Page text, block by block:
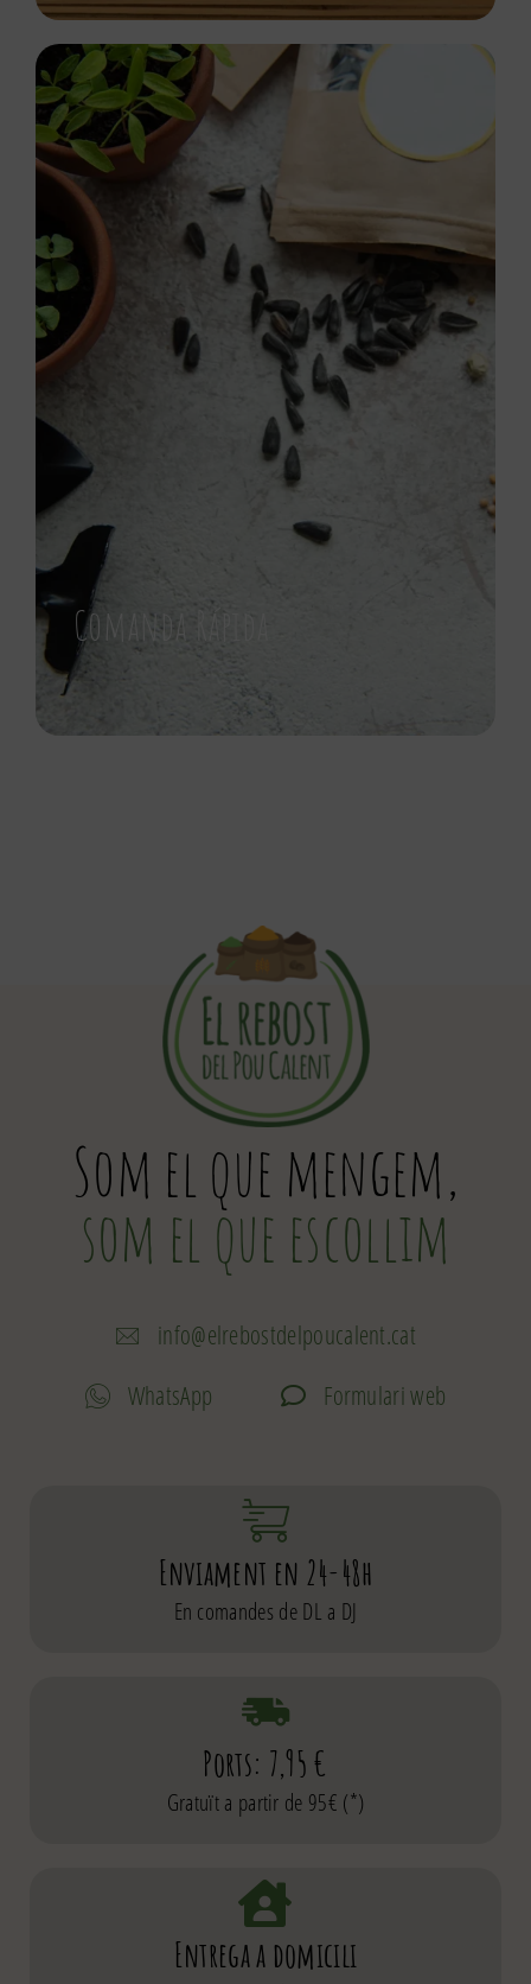
Comanda Rápida
Som el que mengem,
som el que escollim
info@elrebostdelpoucalent.cat
WhatsApp
Formulari web
Enviament en 24-48h
En comandes de DL a DJ
Ports: 7,95 €
Gratuït a partir de 95€ (*)
Entrega a domicili